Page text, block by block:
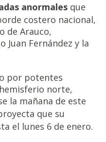
anormales que
costero nacional,
de Arauco,
Juan Fernández y la
por potentes
norte,
la mañana de este
que su
el lunes 6 de enero.